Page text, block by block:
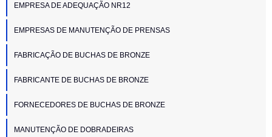
EMPRESA DE ADEQUAÇÃO NR12
EMPRESAS DE MANUTENÇÃO DE PRENSAS
FABRICAÇÃO DE BUCHAS DE BRONZE
FABRICANTE DE BUCHAS DE BRONZE
FORNECEDORES DE BUCHAS DE BRONZE
MANUTENÇÃO DE DOBRADEIRAS